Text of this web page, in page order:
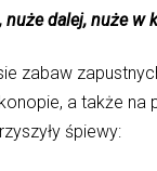
dalej, nuże w
zabaw
a także
śpiewy: